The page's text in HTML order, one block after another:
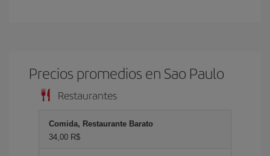
Precios promedios en Sao Paulo
Restaurantes
Comida, Restaurante Barato
34,00 R$